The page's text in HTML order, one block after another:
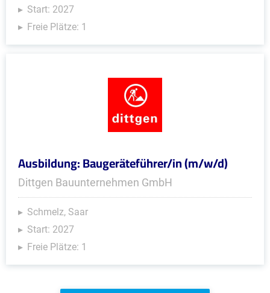
Start: 2027
Freie Plätze: 1
Ausbildung: Baugeräteführer/in (m/w/d)
Dittgen Bauunternehmen GmbH
Schmelz, Saar
Start: 2027
Freie Plätze: 1